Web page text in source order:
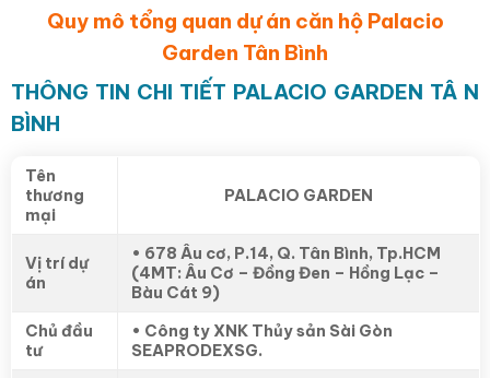
Quy mô tổng quan dự án căn hộ Palacio
Garden Tân Bình
THÔNG TIN CHI TIẾT PALACIO GARDEN TÂ N
BÌNH
Tên
thương
mại
PALACIO GARDEN
Vị trí dự
án
• 678 Âu cơ, P.14, Q. Tân Bình, Tp.HCM
(4MT: Âu Cơ – Đồng Đen – Hồng Lạc –
Bàu Cát 9)
Chủ đầu
tư
• Công ty XNK Thủy sản Sài Gòn
SEAPRODEXSG.